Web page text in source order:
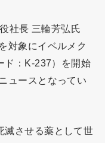
社長 三輪芳弘氏
対象にイベルメク
ド：K-237）を開始
ュースとなってい
滅させる薬として世